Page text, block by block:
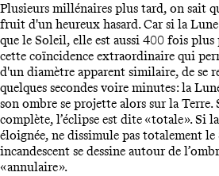
Plusieurs millénaires plus tard, on sait
fruit d'un heureux hasard. Car si la
que le Soleil, elle est aussi 400 fois plus
cette coïncidence extraordinaire qui
d'un diamètre apparent similaire, de se
quelques secondes voire minutes : la
son ombre se projette alors sur la
complète, l’éclipse est dite « totale ». Si
éloignée, ne dissimule pas totalement le
incandescent se dessine autour de
« annulaire ».